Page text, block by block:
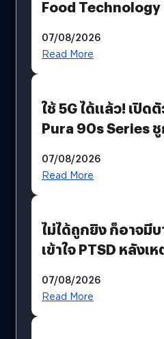
Food Technology
บริโภคและ B2B
07/08/2026
Read More
ใช้ 5G ได้แล้ว! เปิด
Pura 90s Series
07/08/2026
Read More
ไม่ได้ถูกยิง ก็อาจมี
เข้าใจ PTSD หลังเ
07/08/2026
Read More